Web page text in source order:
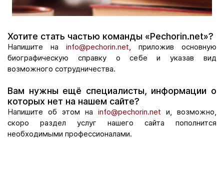
Хотите стать частью команды «Pechorin.net»?
Напишите на info@pechorin.net , приложив основную
биографическую справку о себе и указав вид
возможного сотрудничества.
Вам нужны ещё специалисты, информации о
которых нет на нашем сайте?
Напишите об этом на info@pechorin.net и, возможно,
скоро раздел услуг нашего сайта пополнится
необходимыми профессионалами.